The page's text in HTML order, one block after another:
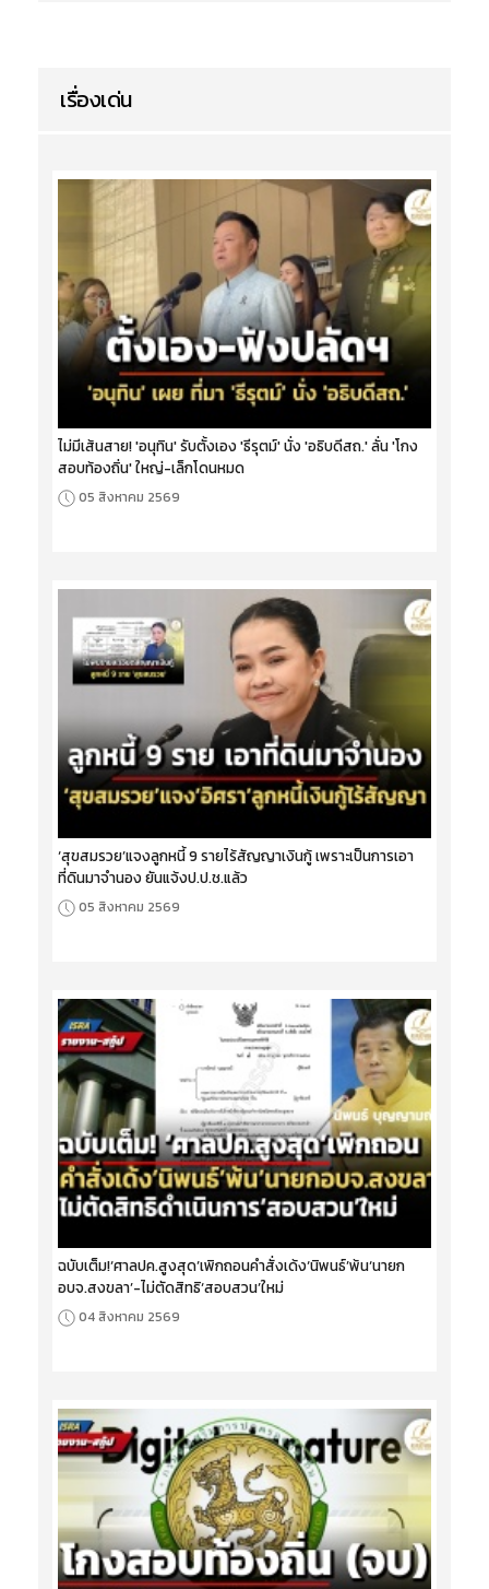
เรื่องเด่น
ไม่มีเส้นสาย! 'อนุทิน' รับตั้งเอง 'ธีรุตม์' นั่ง 'อธิบดีสถ.' ลั่น 'โกง
สอบท้องถิ่น' ใหญ่-เล็กโดนหมด
05 สิงหาคม 2569
‘สุขสมรวย’แจงลูกหนี้ 9 รายไร้สัญญาเงินกู้ เพราะเป็นการเอา
ที่ดินมาจำนอง ยันแจ้งป.ป.ช.แล้ว
05 สิงหาคม 2569
ฉบับเต็ม!‘ศาลปค.สูงสุด’เพิกถอนคำสั่งเด้ง‘นิพนธ์’พ้น‘นายก
อบจ.สงขลา’-ไม่ตัดสิทธิ‘สอบสวน’ใหม่
04 สิงหาคม 2569